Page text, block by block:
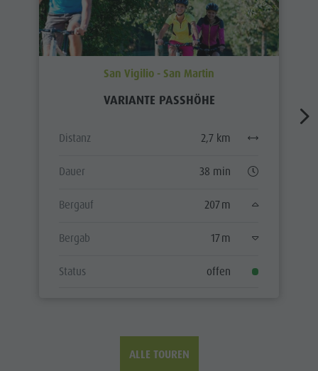
San Vigilio - San Martin
VARIANTE PASSHÖHE
Distanz 2,7 km
Dauer 38 min
Bergauf 207 m
Bergab 17 m
Status offen
ALLE TOUREN